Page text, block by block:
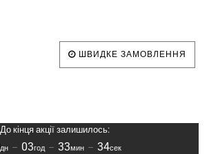
ШВИДКЕ ЗАМОВЛЕННЯ
До кінця акції залишилось:
дн – 03год – 33мин – 34сек